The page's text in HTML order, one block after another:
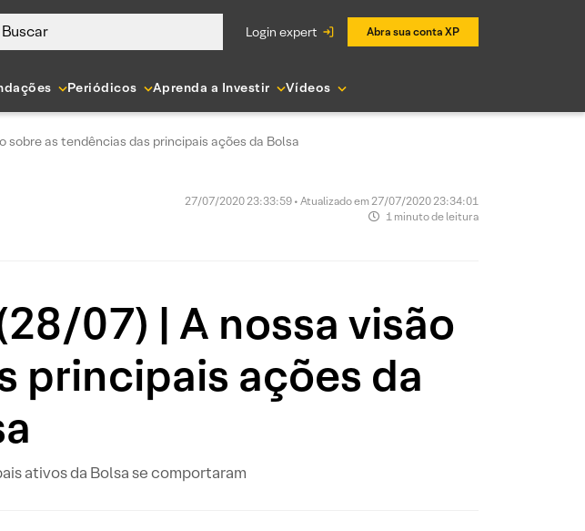
Buscar login expert Abra sua conta XP
Periódicos Aprenda a Investir Vídeos
sobre as tendências das principais ações da Bolsa
27/07/2020 23:33:59 • Atualizado em 27/07/2020 23:34:01
1 minuto de leitura
07) | A nossa visão
principais ações da
ativos da Bolsa se comportaram